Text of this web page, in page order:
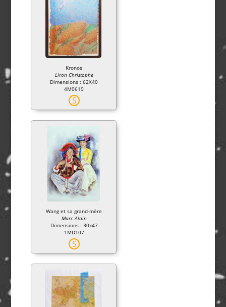
Kronos
Liron Christophe
Dimensions : 62X40
4M0619
S
Wang et sa grand-mère
Marc Alain
Dimensions : 30x47
1MD107
S